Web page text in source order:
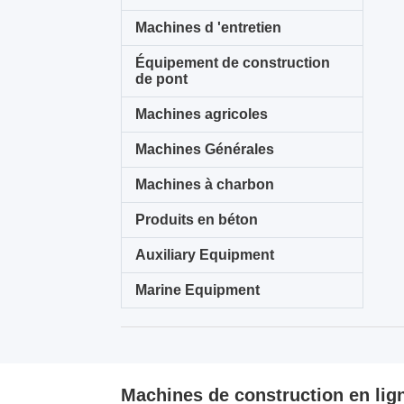
Machines d 'entretien
Équipement de construction
de pont
Machines agricoles
Machines Générales
Machines à charbon
Produits en béton
Auxiliary Equipment
Marine Equipment
Machines de construction en